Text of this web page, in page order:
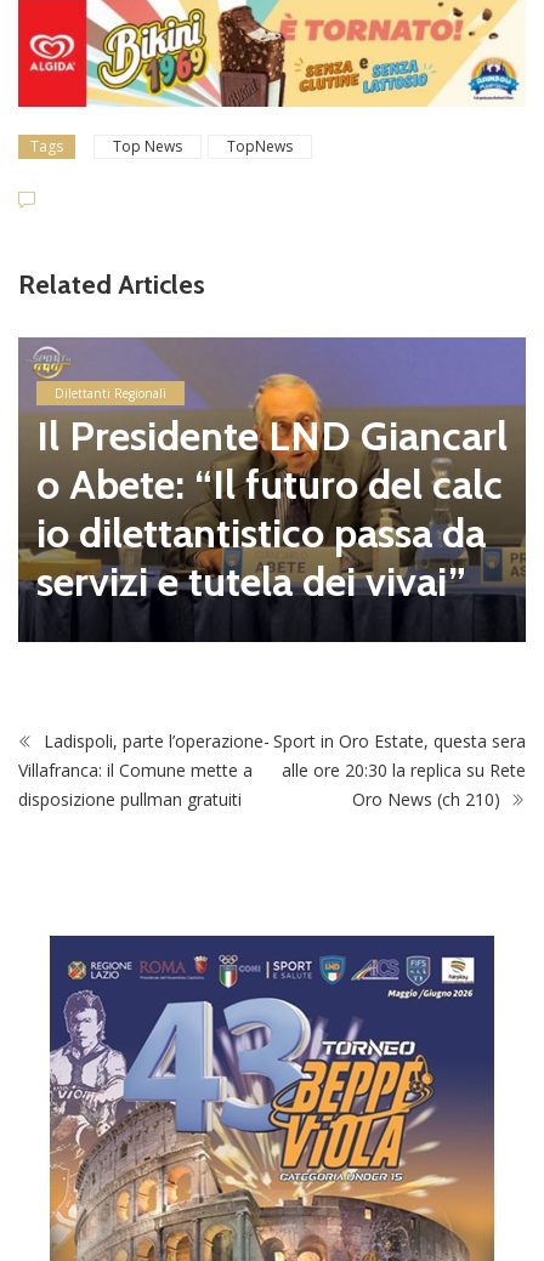
Tags Top News TopNews
Related Articles
Dilettanti Regionali
Il Presidente LND Giancarl
o Abete: “Il futuro del calc
io dilettantistico passa da
servizi e tutela dei vivai”
Ladispoli, parte l’operazione-
Villafranca: il Comune mette a
disposizione pullman gratuiti
Sport in Oro Estate, questa sera
alle ore 20:30 la replica su Rete
Oro News (ch 210)